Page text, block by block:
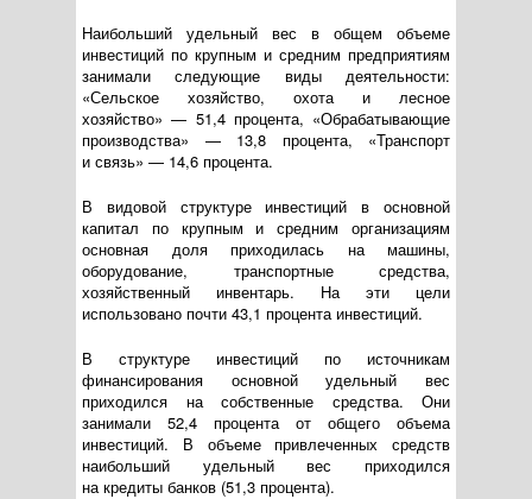
Наибольший удельный вес в общем объеме
инвестиций по крупным и средним предприятиям
занимали следующие виды деятельности:
«Сельское хозяйство, охота и лесное
хозяйство» — 51,4 процента, «Обрабатывающие
производства» — 13,8 процента, «Транспорт
и связь» — 14,6 процента.
В видовой структуре инвестиций в основной
капитал по крупным и средним организациям
основная доля приходилась на машины,
оборудование, транспортные средства,
хозяйственный инвентарь. На эти цели
использовано почти 43,1 процента инвестиций.
В структуре инвестиций по источникам
финансирования основной удельный вес
приходился на собственные средства. Они
занимали 52,4 процента от общего объема
инвестиций. В объеме привлеченных средств
наибольший удельный вес приходился
на кредиты банков (51,3 процента).